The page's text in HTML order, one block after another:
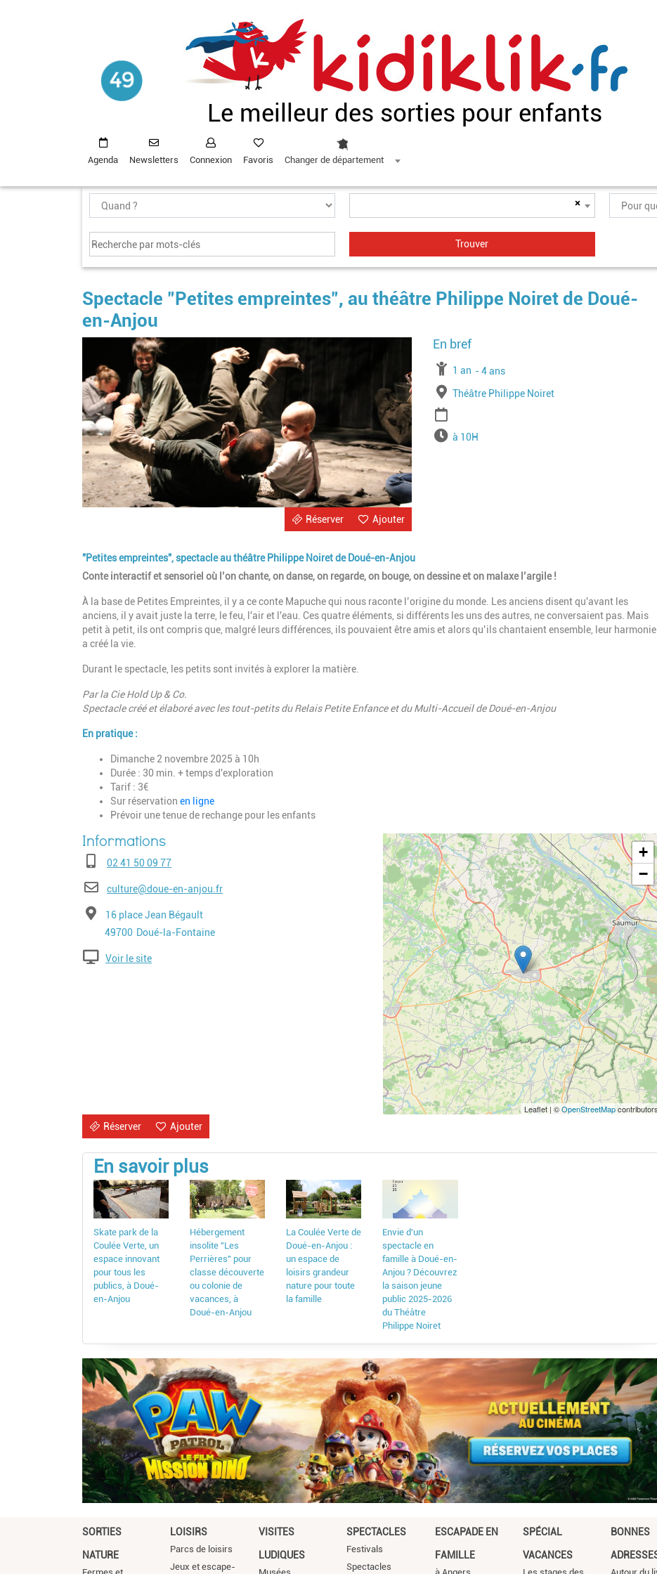
Le meilleur des sorties pour enfants
Agenda Newsletters Connexion Favoris Changer de département
×
Spectacle "Petites empreintes", au théâtre Philippe Noiret de Doué-
en-Anjou
Image
Ajouter
Réserver
À partir de
1 an Jusqu'à l'age de
4 ans
Lieu
Théâtre Philippe Noiret
Horaires
à 10H
"Petites empreintes", spectacle au théâtre Philippe Noiret de Doué-en-Anjou
Conte interactif et sensoriel où l’on chante, on danse, on regarde, on bouge, on dessine et on malaxe l’argile !
À la base de Petites Empreintes, il y a ce conte Mapuche qui nous raconte l’origine du monde. Les anciens disent qu'avant les
anciens, il y avait juste la terre, le feu, l'air et l'eau. Ces quatre éléments, si différents les uns des autres, ne conversaient pas. Mais
petit à petit, ils ont compris que, malgré leurs différences, ils pouvaient être amis et alors qu’ils chantaient ensemble, leur harmonie
a créé la vie.
Durant le spectacle, les petits sont invités à explorer la matière.
Par la Cie Hold Up & Co.
Spectacle créé et élaboré avec les tout-petits du Relais Petite Enfance et du Multi-Accueil de Doué-en-Anjou
En pratique :
Dimanche 2 novembre 2025 à 10h
Durée : 30 min. + temps d'exploration
Tarif : 3€
Sur réservation en ligne
Prévoir une tenue de rechange pour les enfants
Téléphone02 41 50 09 77
E-mailculture@doue-en-anjou.fr
Adresse16 place Jean Bégault
Code postal
49700 Ville
Doué-la-Fontaine
Voir le site
Geolocalisation
+
−
Leaflet | ©OpenStreetMapcontributors
Ajouter
Réserver
En savoir plus
Skate park de la
Coulée Verte, un
espace innovant
pour tous les
publics, à Doué-
en-Anjou
Hébergement
insolite "Les
Perrières" pour
classe découverte
ou colonie de
vacances, à
Doué-en-Anjou
La Coulée Verte de
Doué-en-Anjou :
un espace de
loisirs grandeur
nature pour toute
la famille
Envie d'un
spectacle en
famille à Doué-en-
Anjou ? Découvrez
la saison jeune
public 2025-2026
du Théâtre
Philippe Noiret
Gagnez vos places pour une
séance de cinéma en famille au
SORTIES
NATURE
LOISIRS
Parcs de loisirs
Jeux et escape-
VISITES
LUDIQUES
SPECTACLES
Festivals
Spectacles
ESCAPADE EN
FAMILLE
SPÉCIAL
VACANCES
BONNES